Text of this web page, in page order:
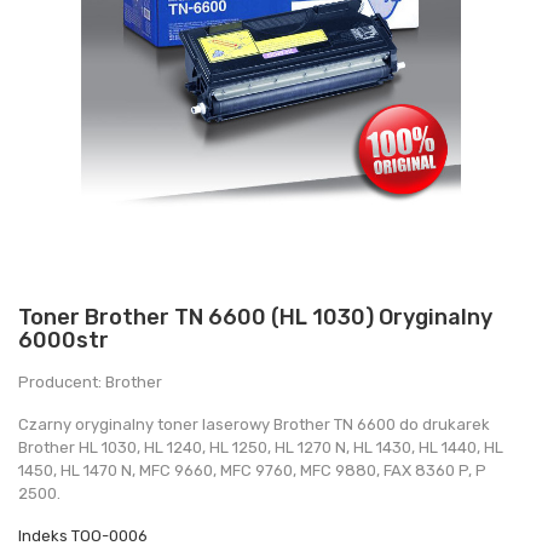
Toner Brother TN 6600 (HL 1030) Oryginalny
6000str
Producent: Brother
Czarny oryginalny toner laserowy Brother TN 6600 do drukarek
Brother HL 1030, HL 1240, HL 1250, HL 1270 N, HL 1430, HL 1440, HL
1450, HL 1470 N, MFC 9660, MFC 9760, MFC 9880, FAX 8360 P, P
2500.
Indeks TOO-0006